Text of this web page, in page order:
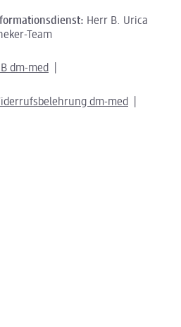
Herr B. Urica
Team
dm-med
dm-med